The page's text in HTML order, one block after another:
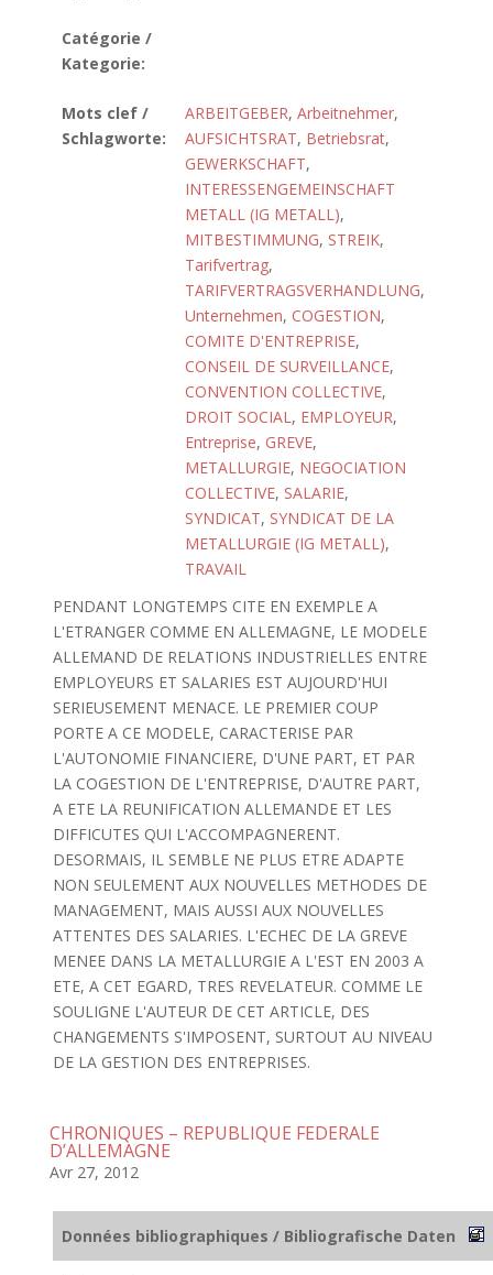
Catégorie /
Kategorie:
Mots clef /
Schlagworte:
ARBEITGEBER, Arbeitnehmer,
AUFSICHTSRAT, Betriebsrat,
GEWERKSCHAFT,
INTERESSENGEMEINSCHAFT
METALL (IG METALL),
MITBESTIMMUNG, STREIK,
Tarifvertrag,
TARIFVERTRAGSVERHANDLUNG,
Unternehmen, COGESTION,
COMITE D'ENTREPRISE,
CONSEIL DE SURVEILLANCE,
CONVENTION COLLECTIVE,
DROIT SOCIAL, EMPLOYEUR,
Entreprise, GREVE,
METALLURGIE, NEGOCIATION
COLLECTIVE, SALARIE,
SYNDICAT, SYNDICAT DE LA
METALLURGIE (IG METALL),
TRAVAIL
PENDANT LONGTEMPS CITE EN EXEMPLE A
L'ETRANGER COMME EN ALLEMAGNE, LE MODELE
ALLEMAND DE RELATIONS INDUSTRIELLES ENTRE
EMPLOYEURS ET SALARIES EST AUJOURD'HUI
SERIEUSEMENT MENACE. LE PREMIER COUP
PORTE A CE MODELE, CARACTERISE PAR
L'AUTONOMIE FINANCIERE, D'UNE PART, ET PAR
LA COGESTION DE L'ENTREPRISE, D'AUTRE PART,
A ETE LA REUNIFICATION ALLEMANDE ET LES
DIFFICUTES QUI L'ACCOMPAGNERENT.
DESORMAIS, IL SEMBLE NE PLUS ETRE ADAPTE
NON SEULEMENT AUX NOUVELLES METHODES DE
MANAGEMENT, MAIS AUSSI AUX NOUVELLES
ATTENTES DES SALARIES. L'ECHEC DE LA GREVE
MENEE DANS LA METALLURGIE A L'EST EN 2003 A
ETE, A CET EGARD, TRES REVELATEUR. COMME LE
SOULIGNE L'AUTEUR DE CET ARTICLE, DES
CHANGEMENTS S'IMPOSENT, SURTOUT AU NIVEAU
DE LA GESTION DES ENTREPRISES.
CHRONIQUES – REPUBLIQUE FEDERALE
D’ALLEMAGNE
Avr 27, 2012
Données bibliographiques / Bibliografische Daten